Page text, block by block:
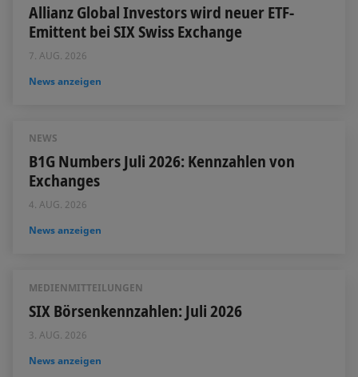
Allianz Global Investors wird neuer ETF-
Emittent bei SIX Swiss Exchange
7. AUG. 2026
News anzeigen
NEWS
B1G Numbers Juli 2026: Kennzahlen von
Exchanges
4. AUG. 2026
News anzeigen
MEDIENMITTEILUNGEN
SIX Börsenkennzahlen: Juli 2026
3. AUG. 2026
News anzeigen